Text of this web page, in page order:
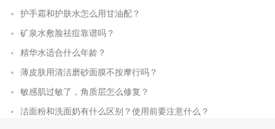
护手霜和护肤水怎么用甘油配？
矿泉水敷脸祛痘靠谱吗？
精华水适合什么年龄？
薄皮肤用清洁磨砂面膜不按摩行吗？
敏感肌过敏了，角质层怎么修复？
洁面粉和洗面奶有什么区别？使用前要注意什么？